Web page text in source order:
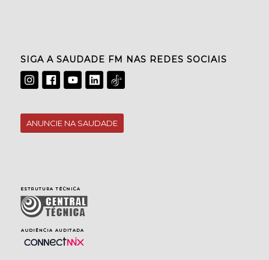
SIGA A SAUDADE FM NAS REDES SOCIAIS
ANUNCIE NA SAUDADE